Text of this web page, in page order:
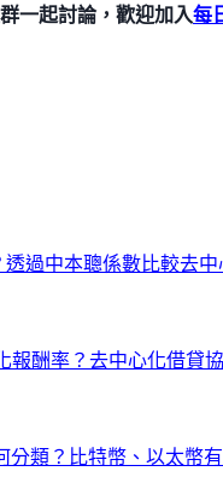
一起討論，歡迎加入每
過中本聰係數比較去中
報酬率？去中心化借貸
分類？比特幣、以太幣